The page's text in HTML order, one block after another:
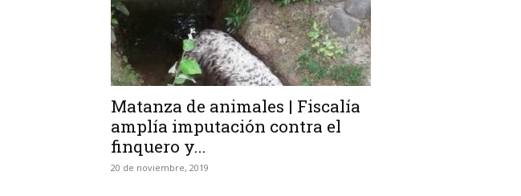
Matanza de animales | Fiscalía
amplía imputación contra el
finquero y...
20 de noviembre, 2019